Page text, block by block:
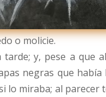
o molicie.
y, pese a que
negras que
lo miraba; al parecer